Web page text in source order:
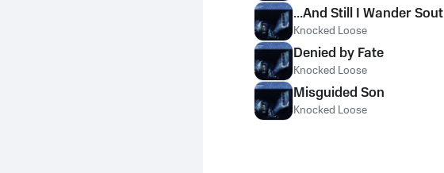
...And Still I Wander
Knocked Loose
Denied by Fate
Knocked Loose
Misguided Son
Knocked Loose